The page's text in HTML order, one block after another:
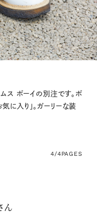
ムス ボーイの別注です。ボ
に入り」。ガーリーな装
4/4PAGES
ん